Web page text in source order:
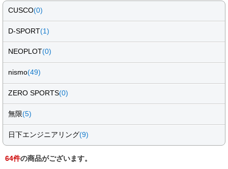
CUSCO(0)
D-SPORT(1)
NEOPLOT(0)
nismo(49)
ZERO SPORTS(0)
無限(5)
日下エンジニアリング(9)
64件の商品がございます。